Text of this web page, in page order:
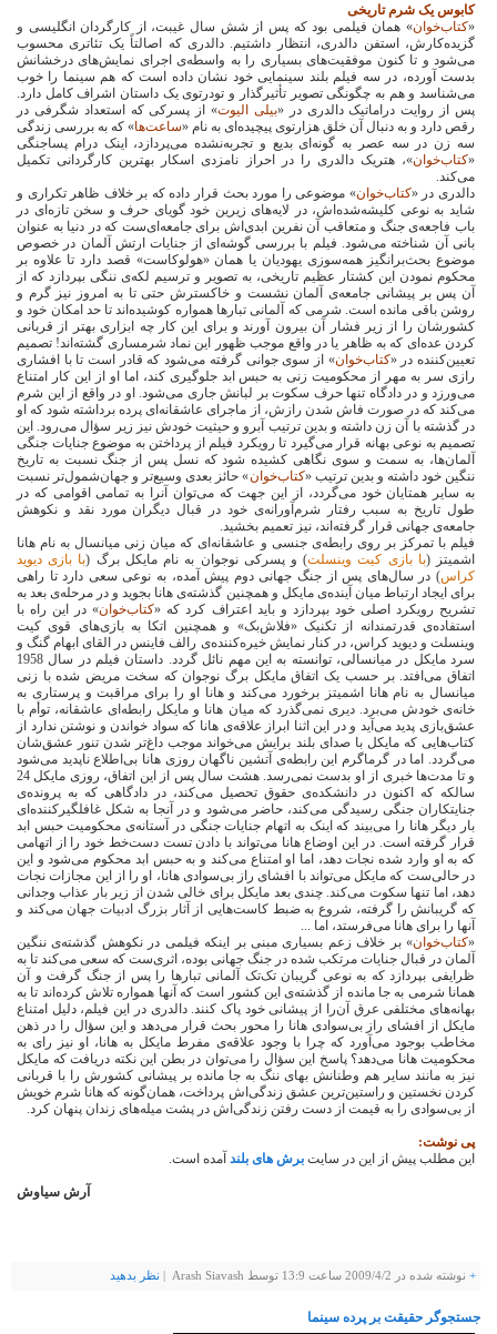
کابوس یک شرم تاریخی
«کتاب‌خوان» همان فیلمی بود که پس از شش سال غیبت، از کارگردان انگلیسی و
گزیده‌کارش، استفن دالدری، انتظار داشتیم. دالدری که اصالتاً یک تئاتری محسوب
می‌شود و تا کنون موفقیت‌های بسیاری را به واسطه‌ی اجرای نمایش‌های درخشانش
بدست آورده، در سه فیلم بلند سینمایی خود نشان داده است که هم سینما را خوب
می‌شناسد و هم به چگونگی تصویر تأثیرگذار و تودرتوی یک داستان اشراف کامل دارد.
پس از روایت دراماتیک دالدری در «بیلی الیوت» از پسرکی که استعداد شگرفی در
رقص دارد و به دنبال آن خلق هزارتوی پیچیده‌ای به نام «ساعت‌ها» که به بررسی زندگی
سه زن در سه عصر به گونه‌ای بدیع و تجربه‌نشده می‌پردازد، اینک درام پساجنگی
«کتاب‌خوان»، هتریک دالدری را در احراز نامزدی اسکار بهترین کارگردانی تکمیل
می‌کند.
دالدری در «کتاب‌خوان» موضوعی را مورد بحث قرار داده که بر خلاف ظاهر تکراری و
شاید به نوعی کلیشه‌شده‌اش، در لایه‌های زیرین خود گویای حرف و سخن تازه‌ای در
باب فاجعه‌ی جنگ و متعاقب آن نفرین ابدی‌اش برای جامعه‌ای‌ست که در دنیا به عنوان
بانی آن شناخته می‌شود. فیلم با بررسی گوشه‌ای از جنایات ارتش آلمان در خصوص
موضوع بحث‌برانگیز همه‌سوزی یهودیان یا همان «هولوکاست» قصد دارد تا علاوه بر
محکوم نمودن این کشتار عظیم تاریخی، به تصویر و ترسیم لکه‌ی ننگی بپردازد که از
آن پس بر پیشانی جامعه‌ی آلمان نشست و خاکسترش حتی تا به امروز نیز گرم و
روشن باقی مانده است. شرمی که آلمانی تبارها همواره کوشیده‌اند تا حد امکان خود و
کشورشان را از زیر فشار آن بیرون آورند و برای این کار چه ابزاری بهتر از قربانی
کردن عده‌ای که به ظاهر یا در واقع موجب ظهور این نماد شرمساری گشته‌اند! تصمیم
تعیین‌کننده در «کتاب‌خوان» از سوی جوانی گرفته می‌شود که قادر است تا با افشاری
رازی سر به مهر از محکومیت زنی به حبس ابد جلوگیری کند، اما او از این کار امتناع
می‌ورزد و در دادگاه تنها حرف سکوت بر لبانش جاری می‌شود. او در واقع از این شرم
می‌کند که در صورت فاش شدن رازش، از ماجرای عاشقانه‌ای پرده برداشته شود که او
در گذشته با آن زن داشته و بدین ترتیب آبرو و حیثیت خودش نیز زیر سؤال می‌رود. این
تصمیم به نوعی بهانه‌ قرار می‌گیرد تا رویکرد فیلم از پرداختن به موضوع جنایات جنگی
آلمان‌ها، به سمت و سوی نگاهی کشیده شود که نسل پس از جنگ نسبت به تاریخ
ننگین خود داشته و بدین ترتیب «کتاب‌خوان» حائز بعدی وسیع‌تر و جهان‌شمول‌تر نسبت
به سایر همتایان خود می‌گردد، از این جهت که می‌توان آنرا به تمامی اقوامی که در
طول تاریخ به سبب رفتار شرم‌آورانه‌ی خود در قبال دیگران مورد نقد و نکوهش
جامعه‌ی جهانی قرار گرفته‌اند، نیز تعمیم بخشید.
فیلم با تمرکز بر روی رابطه‌ی جنسی و عاشقانه‌‌ای که میان زنی میانسال به نام هانا
اشمیتز (با بازی کیت وینسلت) و پسرکی نوجوان به نام مایکل برگ (با بازی دیوید
کراس) در سا‌ل‌های پس از جنگ جهانی دوم پیش آمده، به نوعی سعی دارد تا راهی
برای ایجاد ارتباط میان آینده‌ی مایکل و همچنین گذشته‌ی هانا بجوید و در مرحله‌ی بعد به
تشریح رویکرد اصلی خود بپردازد و باید اعتراف کرد که «کتاب‌خوان» در این راه با
استفاده‌ی قدرتمندانه از تکنیک «فلاش‌بک» و همچنین اتکا به بازی‌های قوی کیت
وینسلت و دیوید کراس، در کنار نمایش خیره‌کننده‌ی رالف فاینس در القای ابهام گنگ و
سرد مایکل در میانسالی، توانسته به این مهم نائل گردد. داستان فیلم در سال 1958
اتفاق می‌افتد. بر حسب یک اتفاق مایکل برگ نوجوان که سخت مریض شده با زنی
میانسال به نام هانا اشمیتز برخورد می‌کند و هانا او را برای مراقبت و پرستاری به
خانه‌ی خودش می‌برد. دیری نمی‌گذرد که میان هانا و مایکل رابطه‌ای عاشقانه، توأم با
عشق‌بازی پدید می‌آید و در این اثنا ابراز علاقه‌ی هانا که سواد خواندن و نوشتن ندارد از
کتاب‌هایی که مایکل با صدای بلند برایش می‌خواند موجب داغ‌تر شدن تنور عشق‌شان
می‌گردد. اما در گرماگرم این رابطه‌ی آتشین ناگهان روزی هانا بی‌اطلاع ناپدید می‌شود
و تا مدت‌ها خبری از او بدست نمی‌رسد. هشت سال پس از این اتفاق، روزی مایکل 24
سالکه که اکنون در دانشکده‌ی حقوق تحصیل می‌کند، در دادگاهی که به پرونده‌ی
جنایتکاران جنگی رسیدگی می‌کند، حاضر می‌شود و در آنجا به شکل غافلگیرکننده‌ای
بار دیگر هانا را می‌بیند که اینک به اتهام جنایات جنگی در آستانه‌ی محکومیت حبس ابد
قرار گرفته است. در این اوضاع هانا می‌تواند با دادن تست دست‌خط خود را از اتهامی
که به او وارد شده نجات دهد، اما او امتناع می‌کند و به حبس ابد محکوم می‌شود و این
در حالی‌ست که مایکل می‌تواند با افشای راز بی‌سوادی هانا، او را از این مجازات نجات
دهد، اما تنها سکوت می‌کند. چندی بعد مایکل برای خالی شدن از زیر بار عذاب وجدانی
که گریبانش را گرفته، شروع به ضبط کاست‌هایی از آثار بزرگ ادبیات جهان می‌کند و
آنها را برای هانا می‌فرستد، اما ...
«کتاب‌خوان» بر خلاف زعم بسیاری مبنی بر اینکه فیلمی در نکوهش گذشته‌ی ننگین
آلمان در قبال جنایات مرتکب شده در جنگ جهانی بوده، اثری‌ست که سعی می‌کند تا به
ظرایفی بپردازد که به نوعی گریبان تک‌تک آلمانی‌ تبارها را پس از جنگ گرفت و آن
همانا شرمی به جا مانده از گذشته‌ی این کشور است که آنها همواره تلاش کرده‌اند تا به
بهانه‌های مختلفی عرق آن‌را از پیشانی خود پاک کنند. دالدری در این فیلم، دلیل امتناع
مایکل از افشای راز بی‌سوادی هانا را محور بحث قرار می‌دهد و این سؤال را در ذهن
مخاطب بوجود می‌آورد که چرا با وجود علاقه‌ی مفرط مایکل به هانا، او نیز رای به
محکومیت هانا می‌دهد؟ پاسخ این سؤال را می‌توان در بطن این نکته دریافت که مایکل
نیز به مانند سایر هم وطنانش بهای ننگ به جا مانده بر پیشانی کشورش را با قربانی
کردن نخستین و راستین‌ترین عشق زندگی‌اش پرداخت، همان‌گونه که هانا شرم خویش
از بی‌سوادی را به قیمت از دست رفتن زندگی‌اش در پشت میله‌های زندان پنهان کرد.
پی نوشت:
این مطلب پیش از این در سایت برش های بلند آمده است.
آرش سیاوش
+ نوشته شده در 2009/4/2 ساعت 13:9 توسط Arash Siavash | نظر بدهيد
جستجوگر حقیقت بر پرده سینما